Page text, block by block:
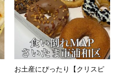
お土産にぴったり【クリスピ